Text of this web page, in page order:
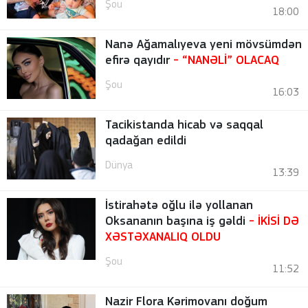
Şou
18:00
Nanə Ağamalıyeva yeni mövsümdən
efirə qayıdır - “NANƏLİ” OLACAQ
Şou
16:03
Tacikistanda hicab və saqqal
qadağan edildi
Dünya
13:39
İstirahətə oğlu ilə yollanan
Oksananın başına iş gəldi - İKİSİ DƏ
XƏSTƏXANALIQ OLDU
Şou
11:52
Nazir Flora Kərimovanı doğum